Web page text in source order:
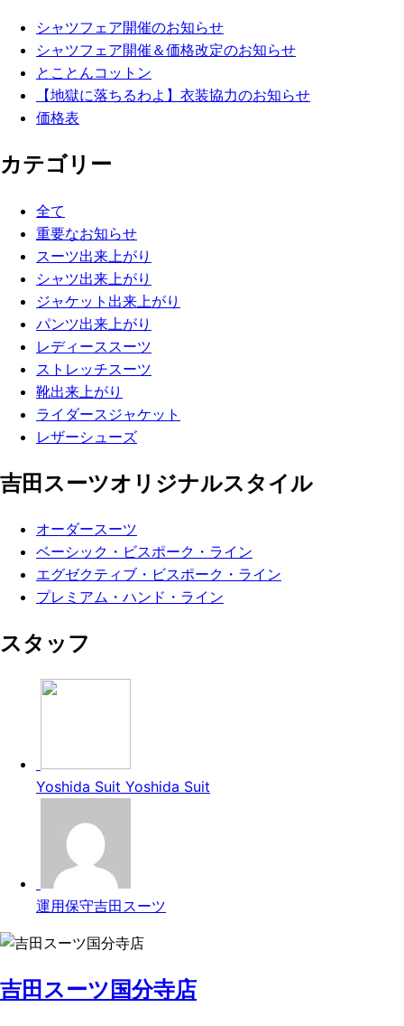
シャツフェア開催のお知らせ
シャツフェア開催＆価格改定のお知らせ
とことんコットン
【地獄に落ちるわよ】衣装協力のお知らせ
価格表
カテゴリー
全て
重要なお知らせ
スーツ出来上がり
シャツ出来上がり
ジャケット出来上がり
パンツ出来上がり
レディーススーツ
ストレッチスーツ
靴出来上がり
ライダースジャケット
レザーシューズ
吉田スーツオリジナルスタイル
オーダースーツ
ベーシック・ビスポーク・ライン
エグゼクティブ・ビスポーク・ライン
プレミアム・ハンド・ライン
スタッフ
Yoshida Suit Yoshida Suit
運用保守吉田スーツ
吉田スーツ国分寺店